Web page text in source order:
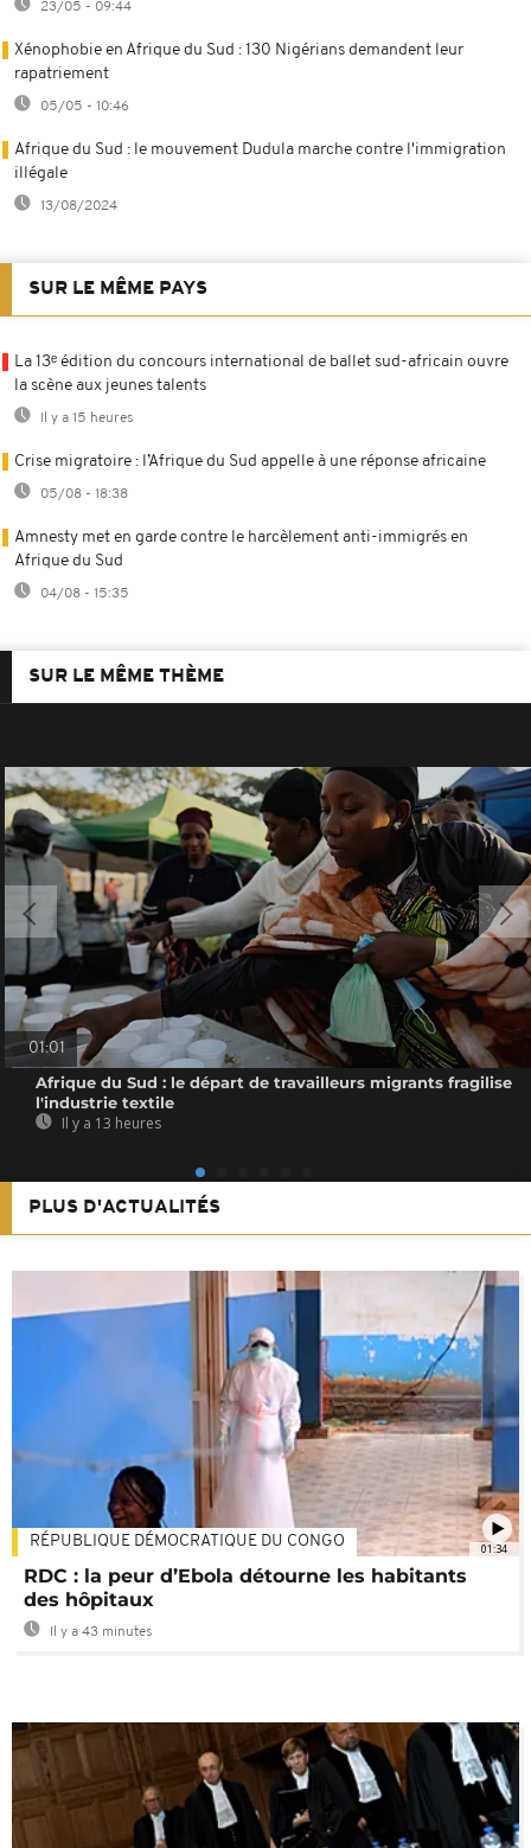
23/05 - 09:44
Xénophobie en Afrique du Sud : 130 Nigérians demandent leur
rapatriement
05/05 - 10:46
Afrique du Sud : le mouvement Dudula marche contre l'immigration
illégale
13/08/2024
SUR LE MÊME PAYS
La 13ᵉ édition du concours international de ballet sud-africain ouvre
la scène aux jeunes talents
Il y a 15 heures
Crise migratoire : l’Afrique du Sud appelle à une réponse africaine
05/08 - 18:38
Amnesty met en garde contre le harcèlement anti-immigrés en
Afrique du Sud
04/08 - 15:35
SUR LE MÊME THÈME
01:01
Afrique du Sud : le départ de travailleurs migrants fragilise
l'industrie textile
Il y a 13 heures
PLUS D'ACTUALITÉS
01:34
RÉPUBLIQUE DÉMOCRATIQUE DU CONGO
RDC : la peur d’Ebola détourne les habitants
des hôpitaux
Il y a 43 minutes